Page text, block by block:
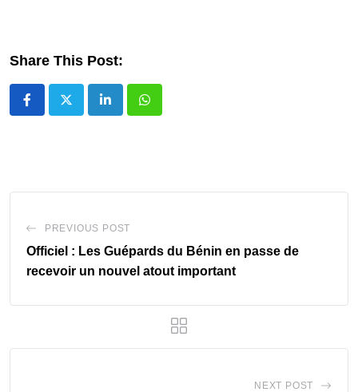
Share This Post:
LinkedInWhatsapp
PREVIOUS POST
Officiel : Les Guépards du Bénin en passe de
recevoir un nouvel atout important
NEXT POST